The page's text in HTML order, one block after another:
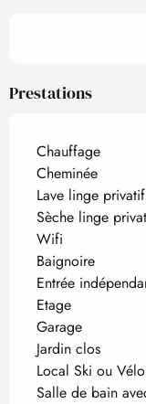
Prestations
Chauffage
Cheminée
Lave linge privatif
Sèche linge
Wifi
Baignoire
Entrée
Etage
Garage
Jardin clos
Local Ski ou Vélo
Salle de bain